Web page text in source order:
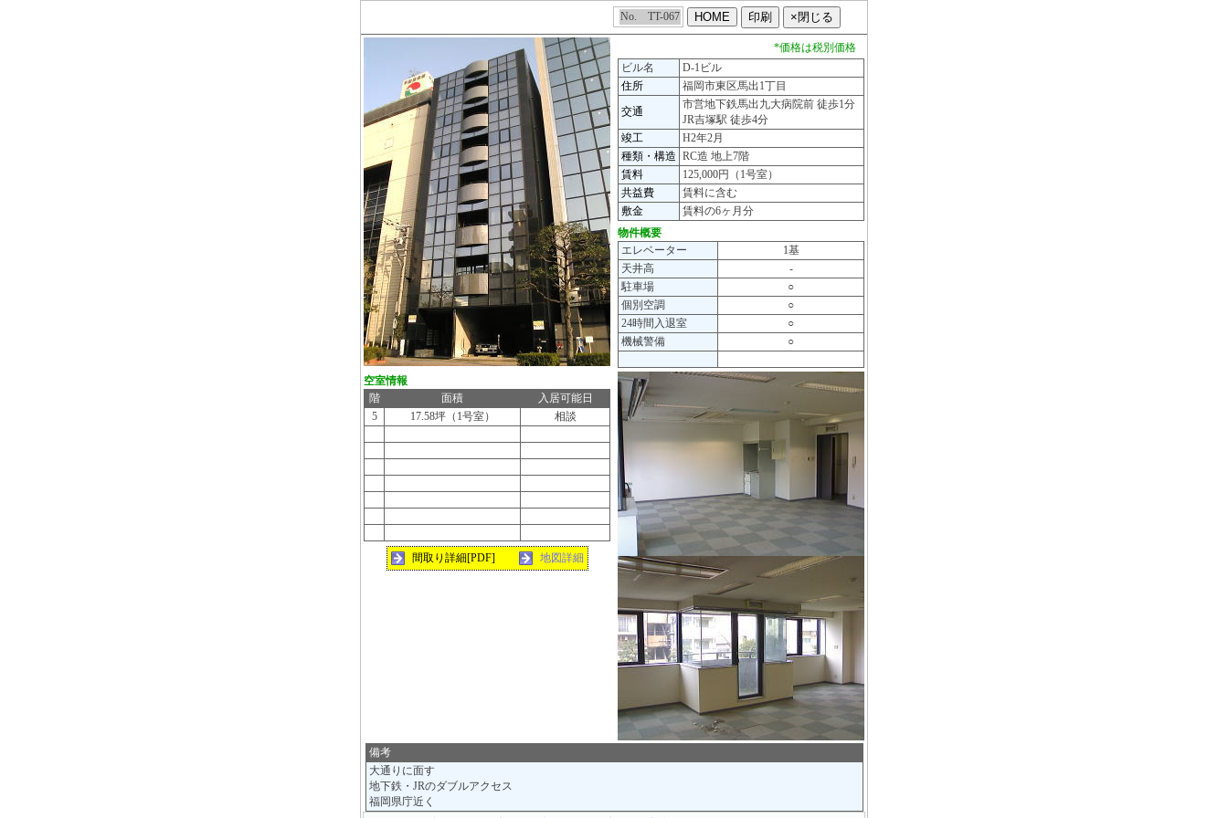
No. TT-067
空室情報
階
面積
入居可能日
5
17.58坪（1号室） 相談
間取り詳細[PDF] 地図詳細
*価格は税別価格
ビル名
D-1ビル
住所
福岡市東区馬出1丁目
交通
市営地下鉄馬出九大病院前 徒歩1分
JR吉塚駅 徒歩4分
竣工
H2年2月
種類・構造 RC造 地上7階
賃料
125,000円（1号室）
共益費
賃料に含む
敷金
賃料の6ヶ月分
物件概要
エレベーター
1基
天井高
-
駐車場
○
個別空調
○
24時間入退室
○
機械警備
○
備考
大通りに面す
地下鉄・JRのダブルアクセス
福岡県庁近く